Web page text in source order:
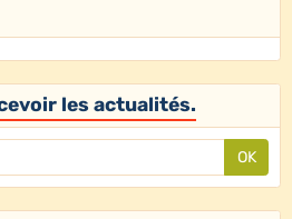
les actualités.
OK